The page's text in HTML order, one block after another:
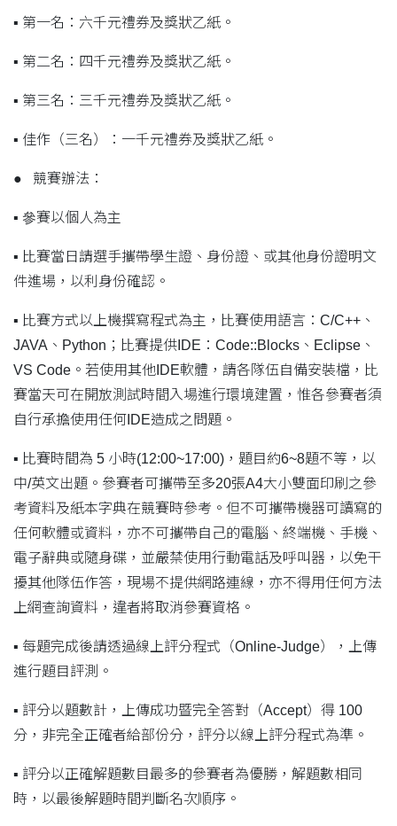
▪ 第一名：六千元禮券及獎狀乙紙。
▪ 第二名：四千元禮券及獎狀乙紙。
▪ 第三名：三千元禮券及獎狀乙紙。
▪ 佳作（三名）：一千元禮券及獎狀乙紙。
● 競賽辦法：
▪ 參賽以個人為主
▪ 比賽當日請選手攜帶學生證、身份證、或其他身份證明文
件進場，以利身份確認。
▪ 比賽方式以上機撰寫程式為主，比賽使用語言：C/C++、
JAVA、Python；比賽提供IDE：Code::Blocks、Eclipse、
VS Code。若使用其他IDE軟體，請各隊伍自備安裝檔，比
賽當天可在開放測試時間入場進行環境建置，惟各參賽者須
自行承擔使用任何IDE造成之問題。
▪ 比賽時間為 5 小時(12:00~17:00)，題目約6~8題不等，以
中/英文出題。參賽者可攜帶至多20張A4大小雙面印刷之參
考資料及紙本字典在競賽時參考。但不可攜帶機器可讀寫的
任何軟體或資料，亦不可攜帶自己的電腦、終端機、手機、
電子辭典或隨身碟，並嚴禁使用行動電話及呼叫器，以免干
擾其他隊伍作答，現場不提供網路連線，亦不得用任何方法
上網查詢資料，違者將取消參賽資格。
▪ 每題完成後請透過線上評分程式（Online-Judge），上傳
進行題目評測。
▪ 評分以題數計，上傳成功暨完全答對（Accept）得 100
分，非完全正確者給部份分，評分以線上評分程式為準。
▪ 評分以正確解題數目最多的參賽者為優勝，解題數相同
時，以最後解題時間判斷名次順序。